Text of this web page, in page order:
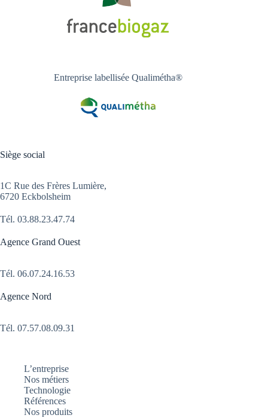
Entreprise labellisée Qualimétha®
Siège social
1C Rue des Frères Lumière,
6720 Eckbolsheim
Tél. 03.88.23.47.74
Agence Grand Ouest
Tél. 06.07.24.16.53
Agence Nord
Tél. 07.57.08.09.31
L’entreprise
Nos métiers
Technologie
Références
Nos produits